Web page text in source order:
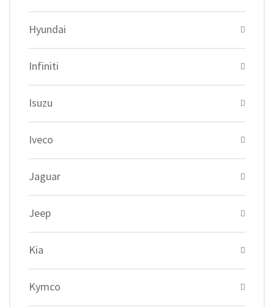
Hyundai
Infiniti
Isuzu
Iveco
Jaguar
Jeep
Kia
Kymco